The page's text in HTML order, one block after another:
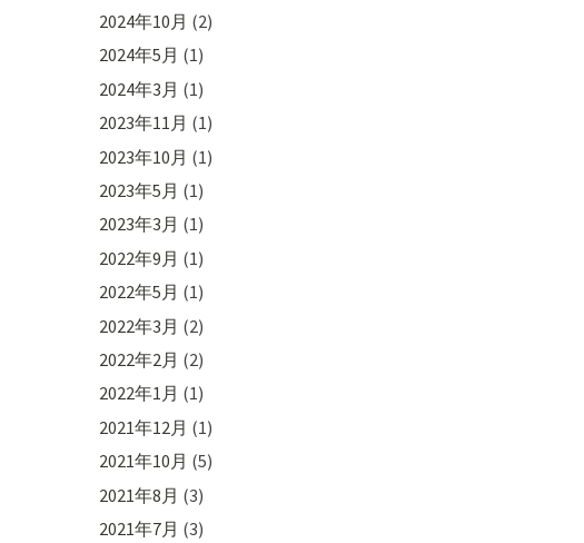
2024年10月 (2)
2024年5月 (1)
2024年3月 (1)
2023年11月 (1)
2023年10月 (1)
2023年5月 (1)
2023年3月 (1)
2022年9月 (1)
2022年5月 (1)
2022年3月 (2)
2022年2月 (2)
2022年1月 (1)
2021年12月 (1)
2021年10月 (5)
2021年8月 (3)
2021年7月 (3)